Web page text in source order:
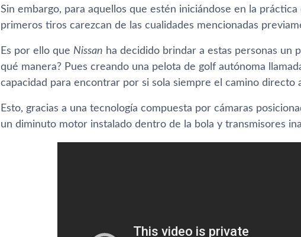
Sin embargo, para aquellos que estén iniciándose en la
primeros tiros carezcan de las cualidades mencionadas
Es por ello que Nissan ha decidido brindar a estas personas un
qué manera? Pues creando una pelota de golf autónoma
capacidad para encontrar por si sola siempre el camino directo
Esto, gracias a una tecnología compuesta por cámaras
un diminuto motor instalado dentro de la bola y transmisores